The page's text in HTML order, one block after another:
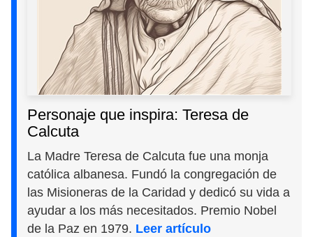
Personaje que inspira: Teresa de
Calcuta
La Madre Teresa de Calcuta fue una monja
católica albanesa. Fundó la congregación de
las Misioneras de la Caridad y dedicó su vida a
ayudar a los más necesitados. Premio Nobel
de la Paz en 1979. Leer artículo